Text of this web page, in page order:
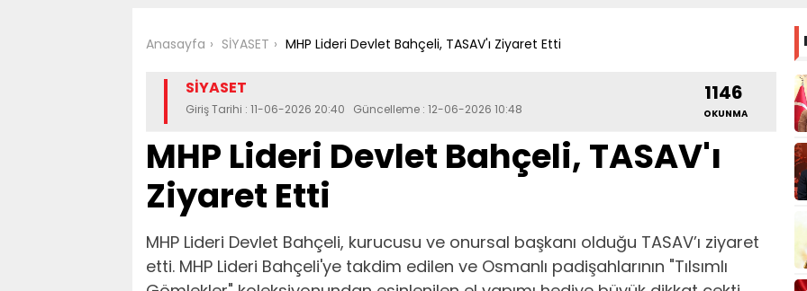
Anasayfa SİYASET MHP Lideri Devlet Bahçeli, TASAV'ı Ziyaret Etti
SİYASET
Giriş Tarihi : 11-06-2026 20:40 Güncelleme : 12-06-2026 10:48
1146
OKUNMA
MHP Lideri Devlet Bahçeli, TASAV'ı
Ziyaret Etti
MHP Lideri Devlet Bahçeli, kurucusu ve onursal başkanı olduğu TASAV’ı ziyaret
etti. MHP Lideri Bahçeli'ye takdim edilen ve Osmanlı padişahlarının "Tılsımlı